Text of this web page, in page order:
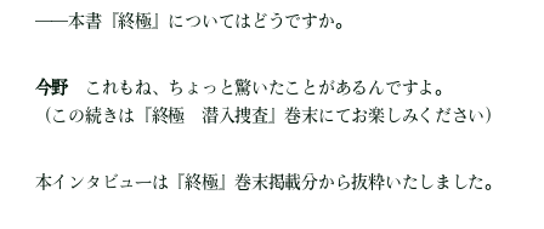
――本書『終極』についてはどうですか。
今野 これもね、ちょっと驚いたことがあるんですよ。
（この続きは『終極 潜入捜査』巻末にてお楽しみください）
本インタビューは『終極』巻末掲載分から抜粋いたしました。